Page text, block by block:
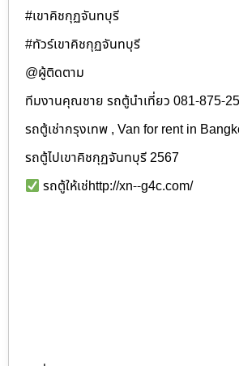
#เขาคิชกุฏจันทบุรี
#ทัวร์เขาคิชกุฏจันทบุรี
@ผู้ติดตาม
ทีมงานคุณชาย รถตู้นำเที่ยว 081-875-
รถตู้เช่ากรุงเทพ , Van for rent in
รถตู้ไปเขาคิชกุฏจันทบุรี 2567
รถตู้ให้เช่http://xn--g4c.com/